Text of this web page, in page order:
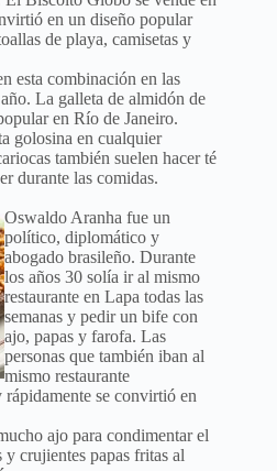
en un diseño popular
de playa, camisetas y
esta combinación en las
La galleta de almidón de
en Río de Janeiro.
golosina en cualquier
también suelen hacer té
durante las comidas.
Oswaldo Aranha fue un
político, diplomático y
abogado brasileño. Durante
los años 30 solía ir al mismo
restaurante en Lapa todas las
semanas y pedir un bife con
ajo, papas y farofa. Las
personas que también iban al
mismo restaurante
se convirtió en
ajo para condimentar el
crujientes papas fritas al